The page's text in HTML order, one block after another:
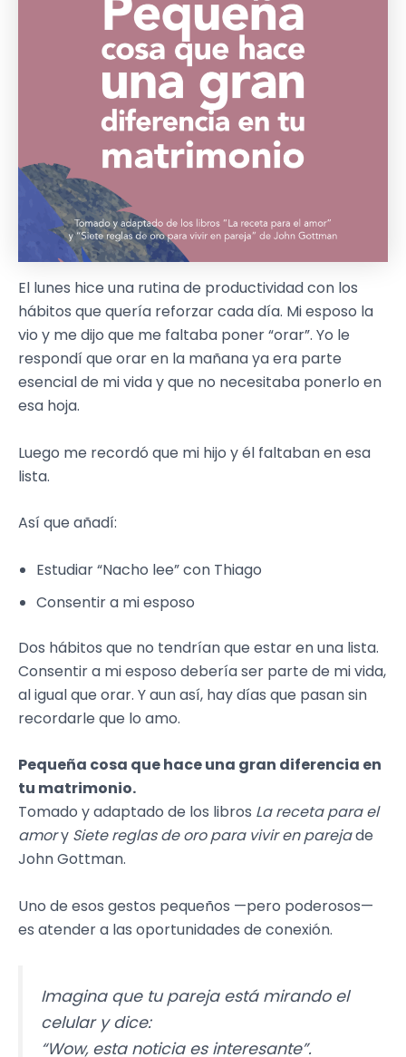
El lunes hice una rutina de productividad con los
hábitos que quería reforzar cada día. Mi esposo la
vio y me dijo que me faltaba poner “orar”. Yo le
respondí que orar en la mañana ya era parte
esencial de mi vida y que no necesitaba ponerlo en
esa hoja.
Luego me recordó que mi hijo y él faltaban en esa
lista.
Así que añadí:
Estudiar “Nacho lee” con Thiago
Consentir a mi esposo
Dos hábitos que no tendrían que estar en una lista.
Consentir a mi esposo debería ser parte de mi vida,
al igual que orar. Y aun así, hay días que pasan sin
recordarle que lo amo.
Pequeña cosa que hace una gran diferencia en
tu matrimonio.
Tomado y adaptado de los libros La receta para el
amory Siete reglas de oro para vivir en parejade
John Gottman.
Uno de esos gestos pequeños —pero poderosos—
es atender a las oportunidades de conexión.
Imagina que tu pareja está mirando el
celular y dice:
“Wow, esta noticia es interesante”.